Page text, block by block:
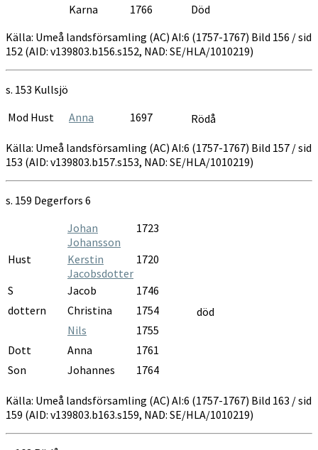
Karna
1766
Död
Källa: Umeå landsförsamling (AC) AI:6 (1757-1767) Bild 156 / sid
152 (AID: v139803.b156.s152, NAD: SE/HLA/1010219)
s. 153 Kullsjö
Mod Hust
Anna 1697 Rödå
Källa: Umeå landsförsamling (AC) AI:6 (1757-1767) Bild 157 / sid
153 (AID: v139803.b157.s153, NAD: SE/HLA/1010219)
s. 159 Degerfors 6
Johan
Johansson
1723
Hust
Kerstin
Jacobsdotter
1720
S Jacob
1746
dottern
Christina 1754
död
Nils
1755
Dott
Anna
1761
Son
Johannes 1764
Källa: Umeå landsförsamling (AC) AI:6 (1757-1767) Bild 163 / sid
159 (AID: v139803.b163.s159, NAD: SE/HLA/1010219)